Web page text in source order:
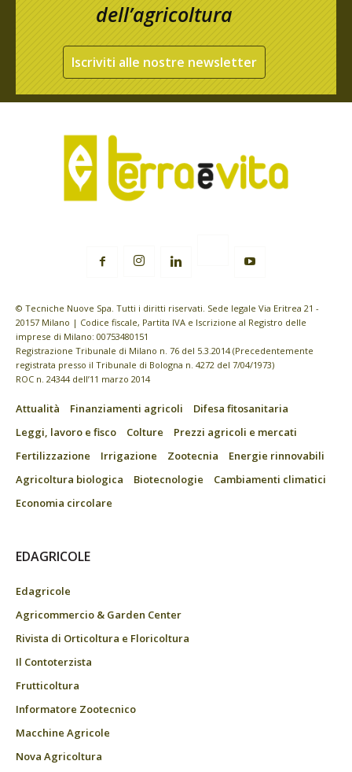
dell’agricoltura
Iscriviti alle nostre newsletter
© Tecniche Nuove Spa. Tutti i diritti riservati. Sede legale Via Eritrea 21 -
20157 Milano | Codice fiscale, Partita IVA e Iscrizione al Registro delle
imprese di Milano: 00753480151
Registrazione Tribunale di Milano n. 76 del 5.3.2014 (Precedentemente
registrata presso il Tribunale di Bologna n. 4272 del 7/04/1973)
ROC n. 24344 dell’11 marzo 2014
Attualità Finanziamenti agricoli
Difesa fitosanitaria
Leggi, lavoro e fisco
Colture
Prezzi agricoli e mercati
Fertilizzazione
Irrigazione Zootecnia
Energie rinnovabili
Agricoltura biologica
Biotecnologie
Cambiamenti climatici
Economia circolare
EDAGRICOLE
Edagricole
Agricommercio & Garden Center
Rivista di Orticoltura e Floricoltura
Il Contoterzista
Frutticoltura
Informatore Zootecnico
Macchine Agricole
Nova Agricoltura